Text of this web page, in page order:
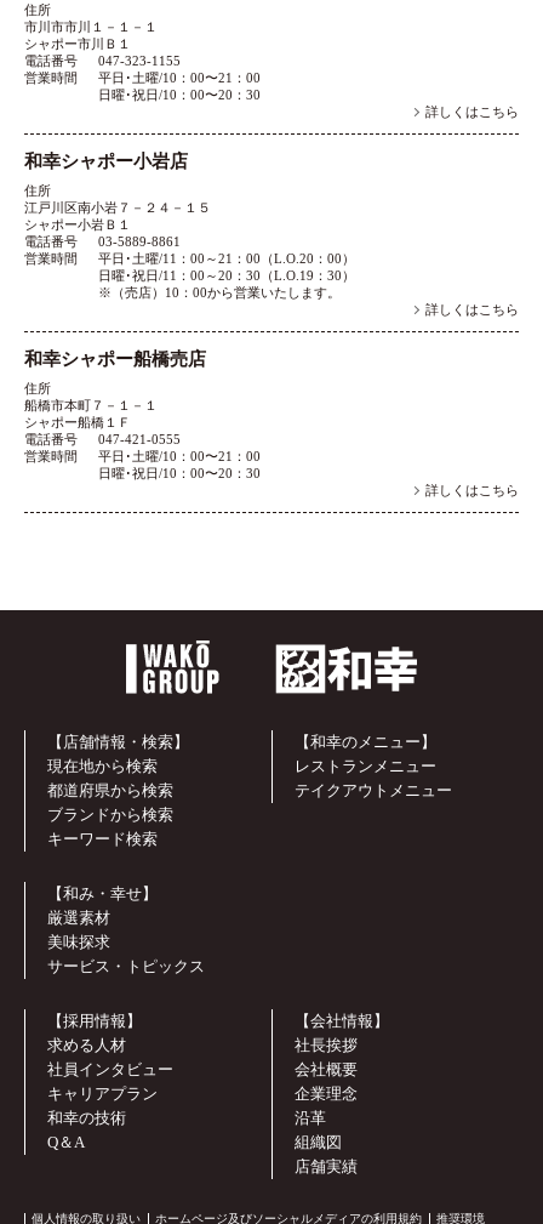
住所
市川市市川１－１－１
シャポー市川Ｂ１
電話番号
047-323-1155
営業時間
平日･土曜/10：00〜21：00
日曜･祝日/10：00〜20：30
詳しくはこちら
和幸シャポー小岩店
住所
江戸川区南小岩７－２４－１５
シャポー小岩Ｂ１
電話番号
03-5889-8861
営業時間
平日･土曜/11：00～21：00（L.O.20：00）
日曜･祝日/11：00～20：30（L.O.19：30）
※（売店）10：00から営業いたします。
詳しくはこちら
和幸シャポー船橋売店
住所
船橋市本町７－１－１
シャポー船橋１Ｆ
電話番号
047-421-0555
営業時間
平日･土曜/10：00〜21：00
日曜･祝日/10：00〜20：30
詳しくはこちら
【店舗情報・検索】
現在地から検索
都道府県から検索
ブランドから検索
キーワード検索
【和幸のメニュー】
レストランメニュー
テイクアウトメニュー
【和み・幸せ】
厳選素材
美味探求
サービス・トピックス
【採用情報】
求める人材
社員インタビュー
キャリアプラン
和幸の技術
Q＆A
【会社情報】
社長挨拶
会社概要
企業理念
沿革
組織図
店舗実績
個人情報の取り扱い ホームページ及びソーシャルメディアの利用規約 推奨環境